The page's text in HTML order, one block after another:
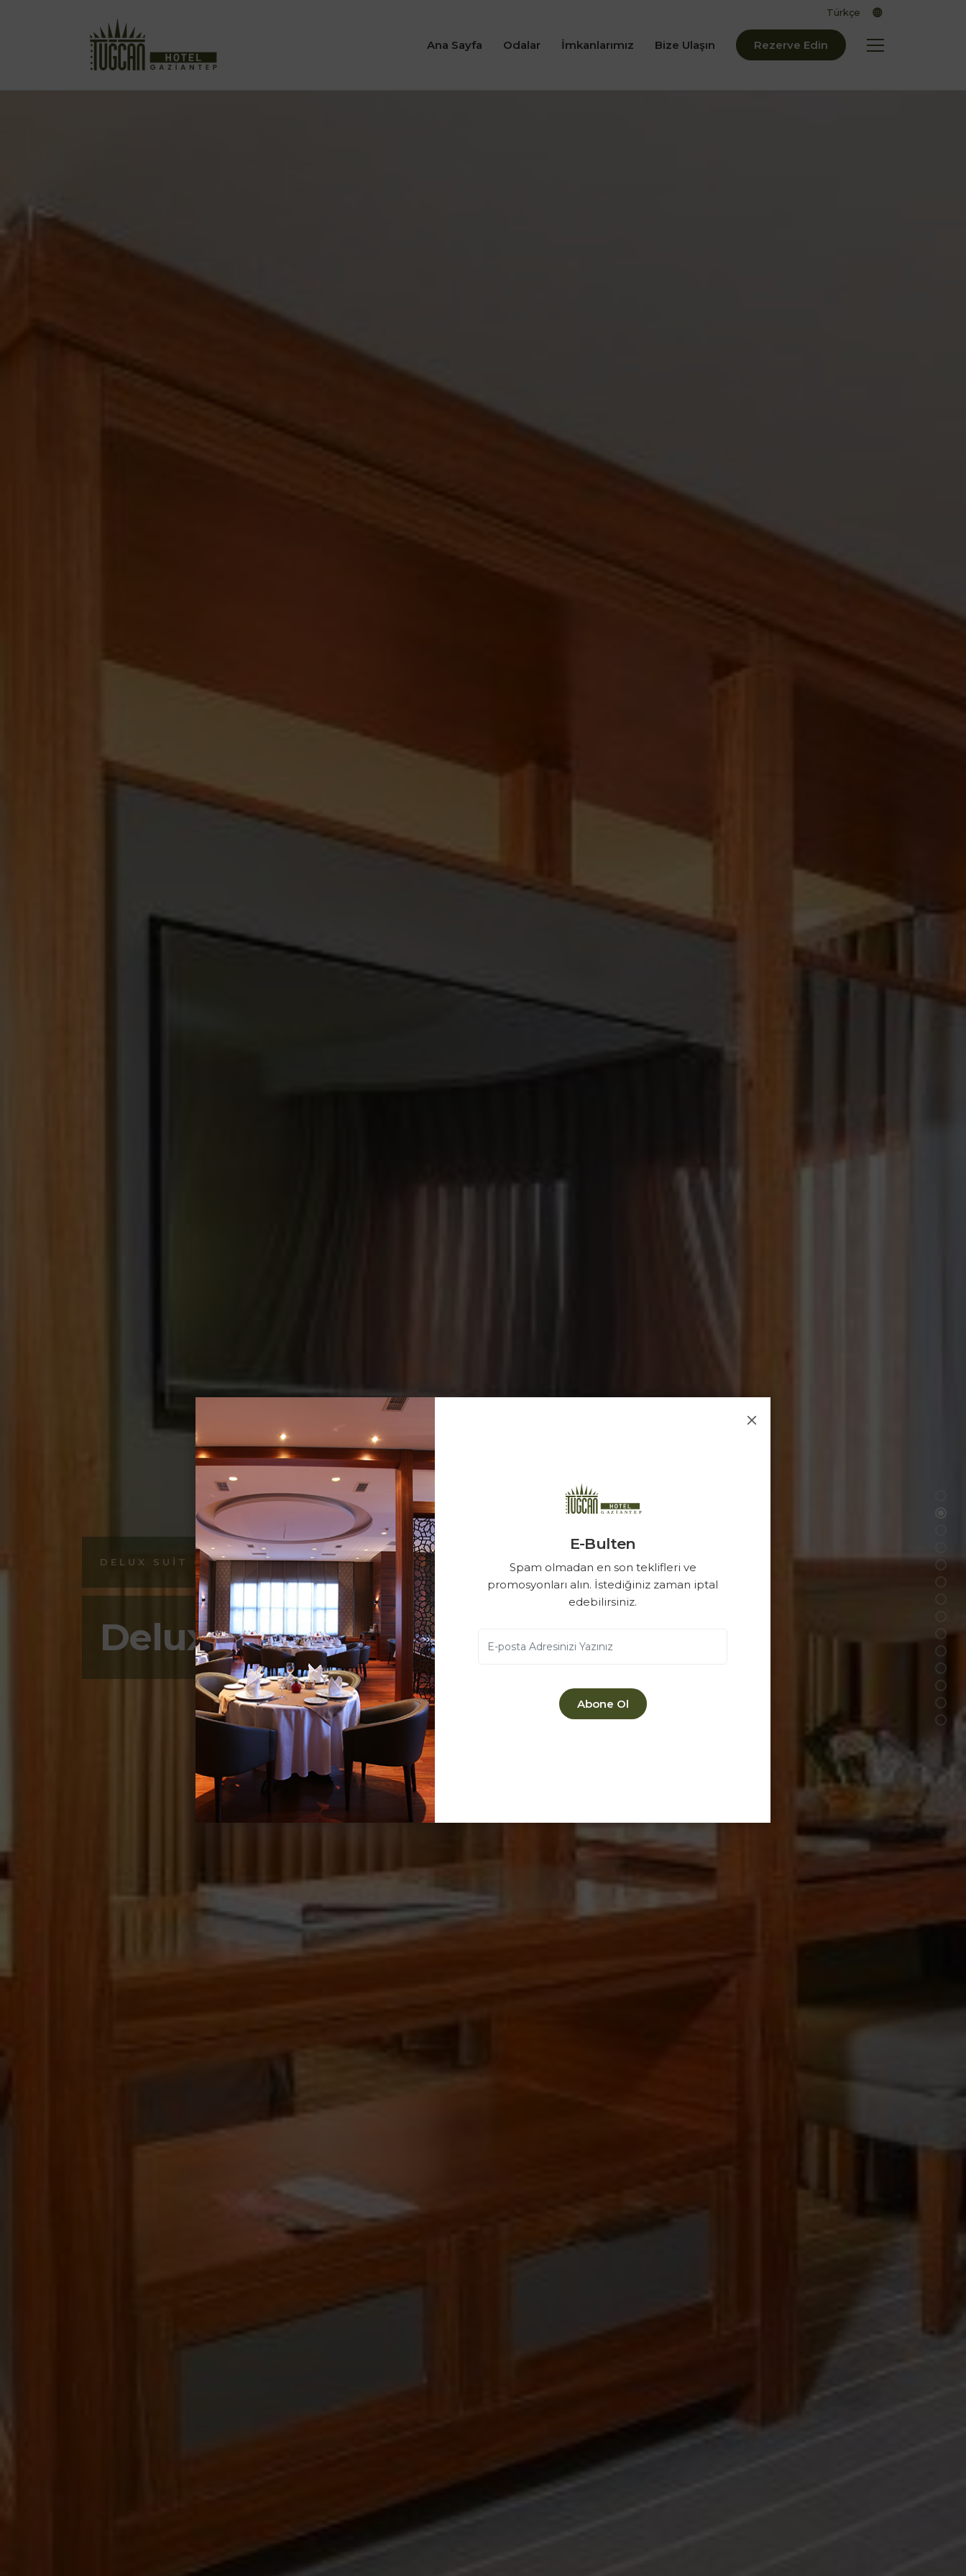
Ana Sayfa Odalar İmkanlarımız Bize Ulaşın Rezerve Edin
DELUX SUIT ODA
Delux Suit Oda
E-Bulten
Spam olmadan en son teklifleri ve
promosyonları alın. İstediğiniz zaman iptal
edebilirsiniz.
Abone Ol